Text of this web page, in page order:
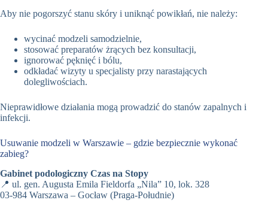
Aby nie pogorszyć stanu skóry i uniknąć powikłań, nie należy:
wycinać modzeli samodzielnie,
stosować preparatów żrących bez konsultacji,
ignorować pęknięć i bólu,
odkładać wizyty u specjalisty przy narastających
dolegliwościach.
Nieprawidłowe działania mogą prowadzić do stanów zapalnych i
infekcji.
Usuwanie modzeli w Warszawie – gdzie bezpiecznie wykonać
zabieg?
Gabinet podologiczny Czas na Stopy
📍 ul. gen. Augusta Emila Fieldorfa „Nila” 10, lok. 328
03-984 Warszawa – Gocław (Praga-Południe)